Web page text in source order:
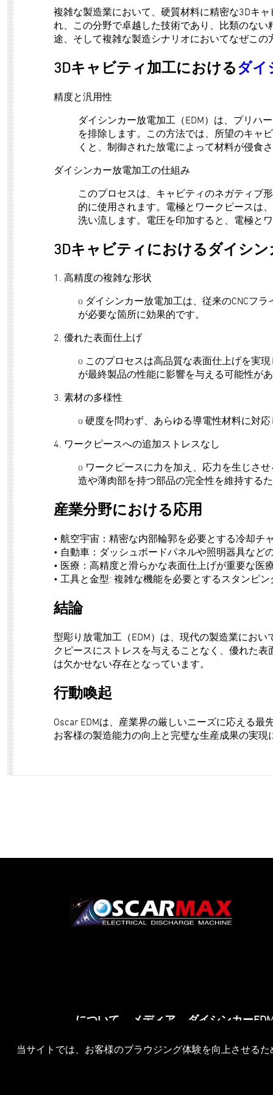
複雑な製造業において、硬質材料に精密な3Dキ
れ、この分野で卓越した技術であり、比類のな
途、そして複雑な製造シナリオにおいてなぜこ
3Dキャビティ加工におけるダイ
精度と汎用性
ダイシンカー放電加工（EDM）は、プリハ
を排除します。この方法では、所望のキャ
くと、制御された放電によって材料が侵食
ダイシンカー放電加工の仕組み
このプロセスは、キャビティのネガティブ
的に使用されます。電極とワークピースは
洗い流します。電圧を印加すると、電極と
3Dキャビティにおけるダイシン
1. 高精度の複雑な形状
o ダイシンカー放電加工は、従来のCNCフ
が必要な箇所に効果的です。
2. 優れた表面仕上げ
o このプロセスは高品質な表面仕上げを実
が最終製品の性能に影響を与える可能性が
3. 素材の多様性
o 硬度を問わず、あらゆる導電性材料に対
4. ワークピースへの追加ストレスなし
o ワークピースに力を加え、応力を生じさ
造や薄肉部を持つ部品の完全性を維持する
産業分野における応用
• 航空宇宙：精密な内部輪郭を必要とする冷却チ
• 自動車：ダッシュボードパネルや照明器具など
• 医療：高精度と滑らかな表面仕上げが重要な医
• 工具と金型: 複雑な機能を必要とするスタンピ
結論
型彫り放電加工（EDM）は、現代の製造業にお
クピースにストレスを与えることなく、優れた
は欠かせない存在となっています。
行動喚起
Oscar EDMは、産業界の厳しいニーズに応える
お客様の製造能力の向上と完璧な生産成果の実現
について メディア ダイシンカー
Copyright © OSCARMAX All Rights Reserved.
当サイトでは、お客様のブラウジング体験を向上させる